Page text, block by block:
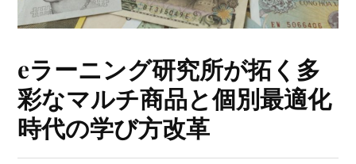
eラーニング研究所が拓く多
彩なマルチ商品と個別最適化
時代の学び方改革